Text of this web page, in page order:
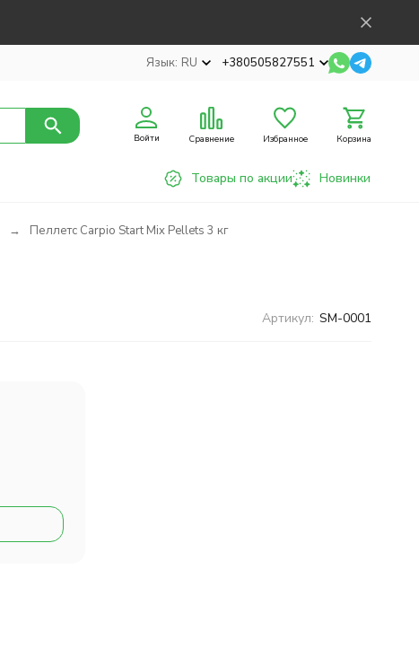
Язык: RU +380505827551
Войти Сравнение Избранное Корзина
Товары по акции Новинки
Пеллетс Carpio Start Mix Pellets 3 кг
Артикул: SM-0001